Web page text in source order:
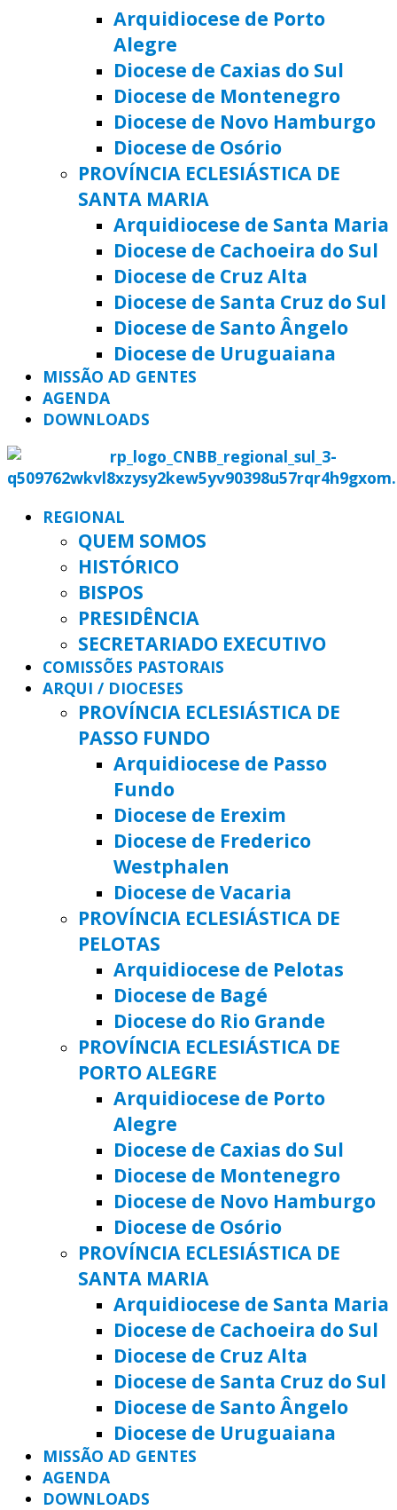
Arquidiocese de Porto
Alegre
Diocese de Caxias do Sul
Diocese de Montenegro
Diocese de Novo Hamburgo
Diocese de Osório
PROVÍNCIA ECLESIÁSTICA DE
SANTA MARIA
Arquidiocese de Santa Maria
Diocese de Cachoeira do Sul
Diocese de Cruz Alta
Diocese de Santa Cruz do Sul
Diocese de Santo Ângelo
Diocese de Uruguaiana
MISSÃO AD GENTES
AGENDA
DOWNLOADS
REGIONAL
QUEM SOMOS
HISTÓRICO
BISPOS
PRESIDÊNCIA
SECRETARIADO EXECUTIVO
COMISSÕES PASTORAIS
ARQUI / DIOCESES
PROVÍNCIA ECLESIÁSTICA DE
PASSO FUNDO
Arquidiocese de Passo
Fundo
Diocese de Erexim
Diocese de Frederico
Westphalen
Diocese de Vacaria
PROVÍNCIA ECLESIÁSTICA DE
PELOTAS
Arquidiocese de Pelotas
Diocese de Bagé
Diocese do Rio Grande
PROVÍNCIA ECLESIÁSTICA DE
PORTO ALEGRE
Arquidiocese de Porto
Alegre
Diocese de Caxias do Sul
Diocese de Montenegro
Diocese de Novo Hamburgo
Diocese de Osório
PROVÍNCIA ECLESIÁSTICA DE
SANTA MARIA
Arquidiocese de Santa Maria
Diocese de Cachoeira do Sul
Diocese de Cruz Alta
Diocese de Santa Cruz do Sul
Diocese de Santo Ângelo
Diocese de Uruguaiana
MISSÃO AD GENTES
AGENDA
DOWNLOADS